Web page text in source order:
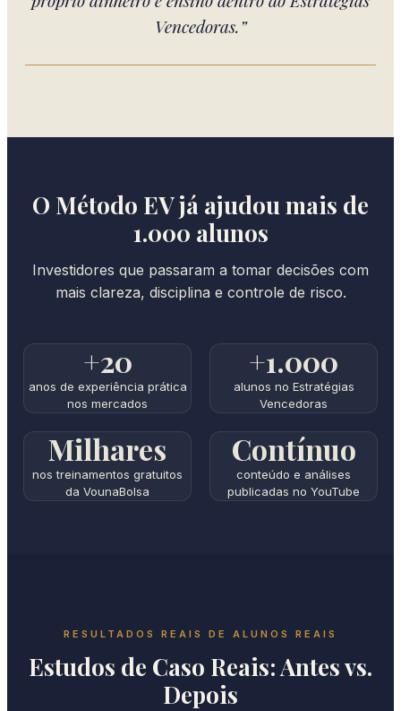
Vencedoras.”
O Método EV já ajudou mais de
1.000 alunos
Investidores que passaram a tomar decisões com
mais clareza, disciplina e controle de risco.
+20
anos de experiência prática
nos mercados
+1.000
alunos no Estratégias
Vencedoras
Milhares
nos treinamentos gratuitos
da VounaBolsa
Contínuo
conteúdo e análises
publicadas no YouTube
RESULTADOS REAIS DE ALUNOS REAIS
Estudos de Caso Reais: Antes vs.
Depois